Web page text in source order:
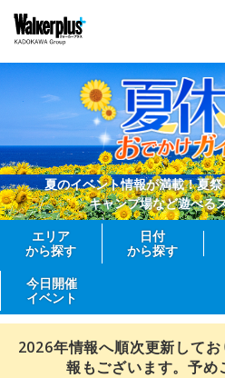
夏のイベント情報が満載！夏
キャンプ場など遊べる
エリア
から探す
日付
から探す
今日開催
イベント
2026年情報へ順次更新して
報もございます。予め